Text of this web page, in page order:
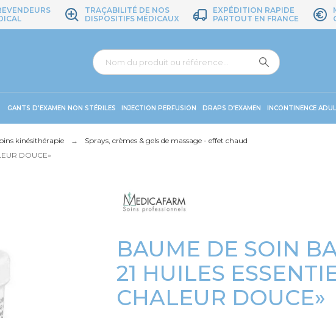
TRAÇABILITÉ DE NOS
DISPOSITIFS MÉDICAUX
EXPÉDITION RAPIDE
PARTOUT EN FRANCE
GANTS D'EXAMEN NON STÉRILES INJECTION PERFUSION DRAPS D’EXAMEN INCONTINENCE
kinésithérapie
Sprays, crèmes & gels de massage - effet chaud
DOUCE»
BAUME DE SOIN
21 HUILES
CHALEUR DOUCE»